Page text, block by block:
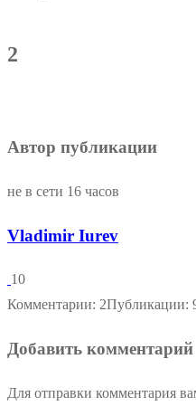
2
Автор публикации
не в сети 16 часов
Vladimir Iurev
10
Комментарии: 2Публикации:
Добавить комментарий
Для отправки комментария